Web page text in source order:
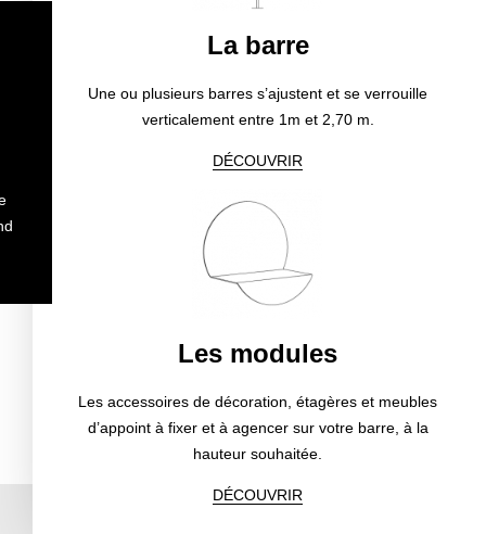
La barre
Une ou plusieurs barres s’ajustent et se verrouille
verticalement entre 1m et 2,70 m.
DÉCOUVRIR
Les modules
Les accessoires de décoration, étagères et meubles
d’appoint à fixer et à agencer sur votre barre, à la
hauteur souhaitée.
DÉCOUVRIR